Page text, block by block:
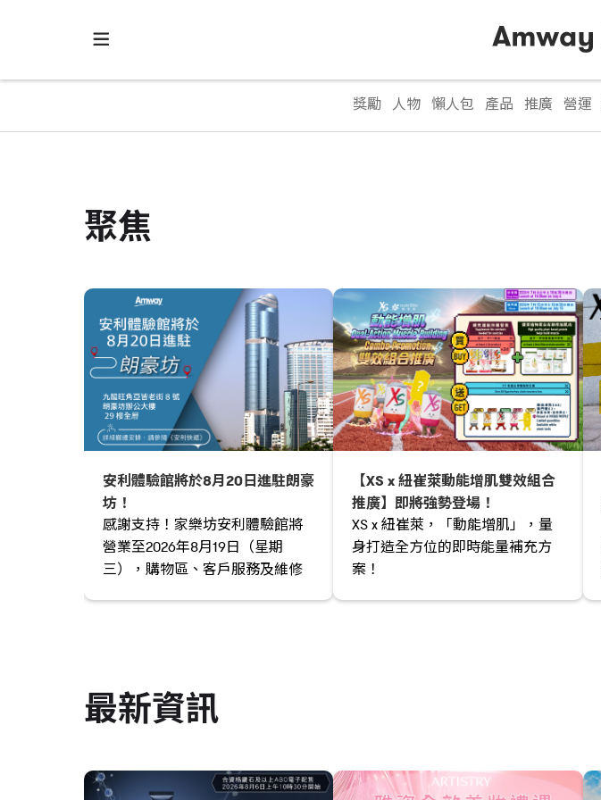
獎勵 人物 懶人包 產品 推廣 營運
聚焦
安利體驗館將於8月20日進駐朗豪
坊！
感謝支持！家樂坊安利體驗館將
營業至2026年8月19日（星期
三），購物區、客戶服務及維修
立即查閲詳情！
【XS x 紐崔萊動能增肌雙效組合
推廣】即將強勢登場！
XS x 紐崔萊，「動能增肌」，量
身打造全方位的即時能量補充方
案！
最新資訊